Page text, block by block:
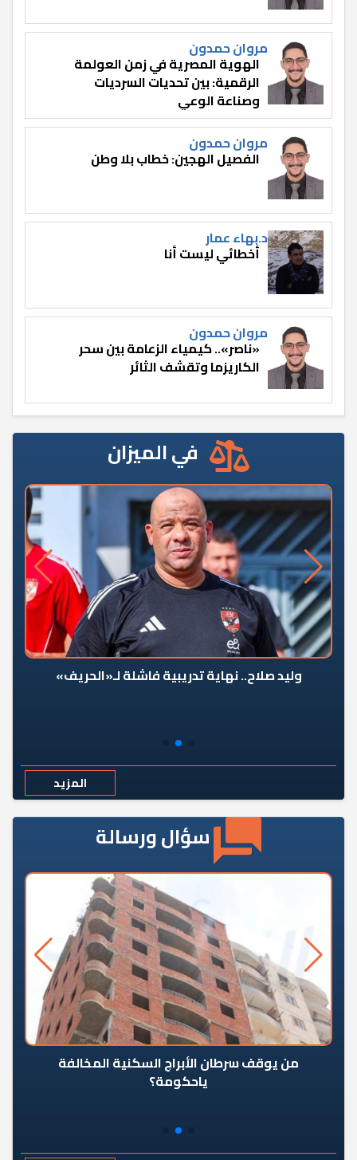
مروان حمدون
الهوية المصرية في زمن العولمة
الرقمية: بين تحديات السرديات
وصناعة الوعي
مروان حمدون
الفصيل الهجين: خطاب بلا وطن
د.بهاء عمار
أخطائي ليست أنا
مروان حمدون
«ناصر».. كيمياء الزعامة بين سحر
الكاريزما وتقشف الثائر
في الميزان
وليد صلاح.. نهاية تدريبية فاشلة لـ«الحريف»
المزيد
سؤال ورسالة
من يوقف سرطان الأبراج السكنية المخالفة
ياحكومة؟